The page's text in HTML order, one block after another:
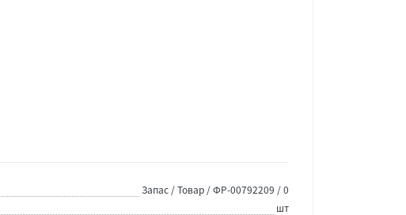
Запас / Товар / ФР-00792209 / 0
шт